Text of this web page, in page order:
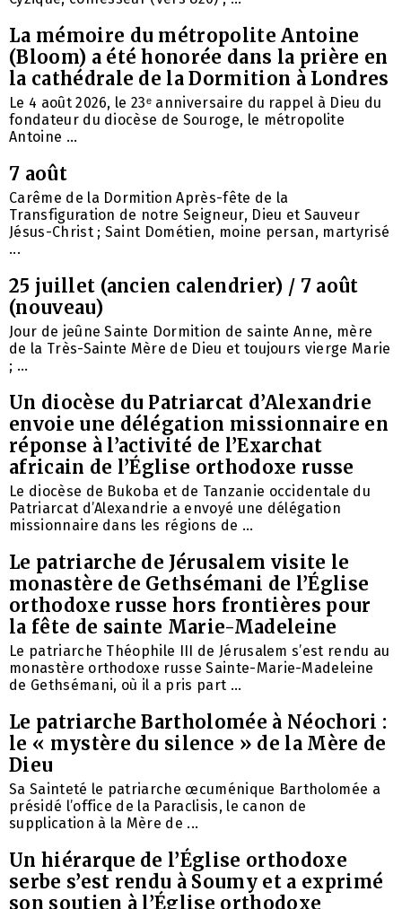
La mémoire du métropolite Antoine
(Bloom) a été honorée dans la prière en
la cathédrale de la Dormition à Londres
Le 4 août 2026, le 23ᵉ anniversaire du rappel à Dieu du
fondateur du diocèse de Souroge, le métropolite
Antoine ...
7 août
Carême de la Dormition Après-fête de la
Transfiguration de notre Seigneur, Dieu et Sauveur
Jésus-Christ ; Saint Dométien, moine persan, martyrisé
...
25 juillet (ancien calendrier) / 7 août
(nouveau)
Jour de jeûne Sainte Dormition de sainte Anne, mère
de la Très-Sainte Mère de Dieu et toujours vierge Marie
; ...
Un diocèse du Patriarcat d’Alexandrie
envoie une délégation missionnaire en
réponse à l’activité de l’Exarchat
africain de l’Église orthodoxe russe
Le diocèse de Bukoba et de Tanzanie occidentale du
Patriarcat d’Alexandrie a envoyé une délégation
missionnaire dans les régions de ...
Le patriarche de Jérusalem visite le
monastère de Gethsémani de l’Église
orthodoxe russe hors frontières pour
la fête de sainte Marie-Madeleine
Le patriarche Théophile III de Jérusalem s’est rendu au
monastère orthodoxe russe Sainte-Marie-Madeleine
de Gethsémani, où il a pris part ...
Le patriarche Bartholomée à Néochori :
le « mystère du silence » de la Mère de
Dieu
Sa Sainteté le patriarche œcuménique Bartholomée a
présidé l’office de la Paraclisis, le canon de
supplication à la Mère de ...
Un hiérarque de l’Église orthodoxe
serbe s’est rendu à Soumy et a exprimé
son soutien à l’Église orthodoxe